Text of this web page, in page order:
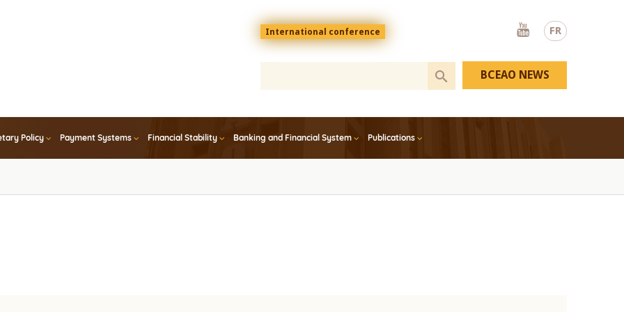
FR
Menu
top
En
International conference
Youtube
Policy Payment Systems Financial Stability Banking and Financial System Publications
BCEAO NEWS